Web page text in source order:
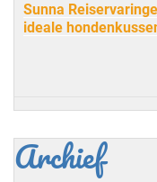
Sunna
ideale
Archief